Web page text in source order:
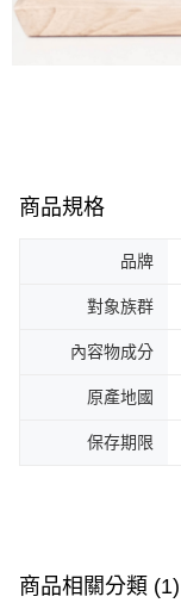
商品規格
品牌
對象族群
內容物成分
原產地國
保存期限
商品相關分類 (1)